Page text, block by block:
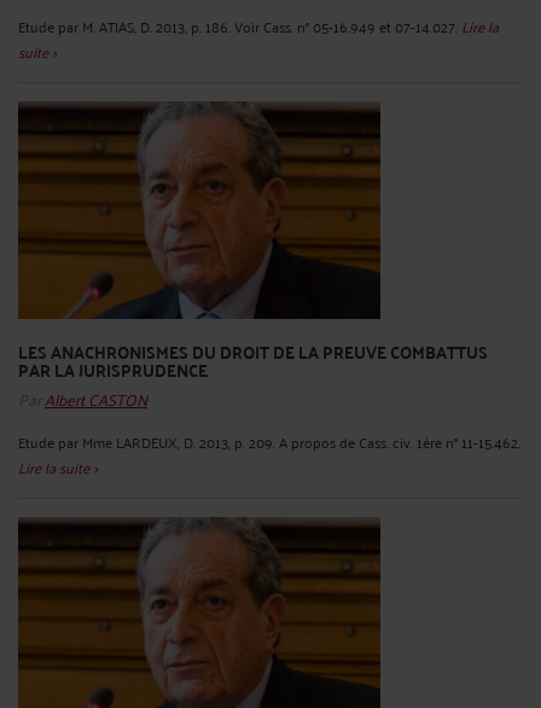
Etude par M. ATIAS, D. 2013, p. 186. Voir Cass. n° 05-16.949 et 07-14.027. Lire la
suite >
LES ANACHRONISMES DU DROIT DE LA PREUVE COMBATTUS
PAR LA JURISPRUDENCE
ParAlbert CASTON
Etude par Mme LARDEUX, D. 2013, p. 209. A propos de Cass. civ. 1ère n° 11-15.462.
Lire la suite >